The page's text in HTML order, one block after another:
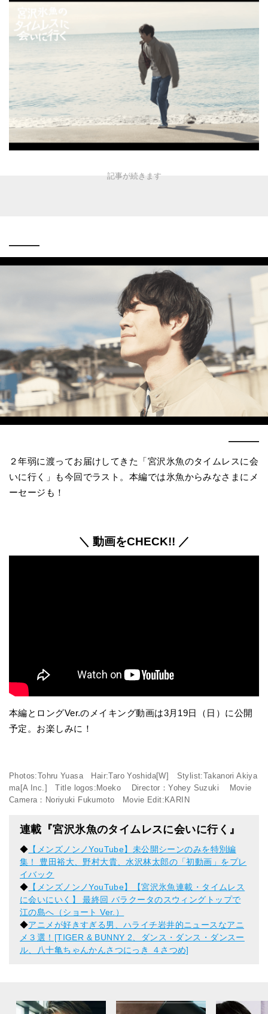
———
———
２年弱に渡ってお届けしてきた「宮沢氷魚のタイムレスに会
いに行く」も今回でラスト。本編では氷魚からみなさまにメ
ーセージも！
＼ 動画をCHECK!! ／
本編とロングVer.のメイキング動画は3月19日（日）に公開
予定。お楽しみに！
Photos:Tohru Yuasa Hair:Taro Yoshida[W] Stylist:Takanori Akiya
ma[A Inc.] Title logos:Moeko Director：Yohey Suzuki Movie
Camera：Noriyuki Fukumoto Movie Edit:KARIN
連載『宮沢氷魚のタイムレスに会いに行く』
◆ 【メンズノンノYouTube】未公開シーンのみを特別編
集！ 豊田裕大、野村大貴、水沢林太郎の「初動画」をプレ
イバック
◆ 【メンズノンノYouTube】【宮沢氷魚連載・タイムレス
に会いにいく】 最終回 バラクータのスウィングトップで
江の島へ（ショート Ver.）
◆アニメが好きすぎる男、ハライチ岩井的ニュースなアニ
メ３選！[TIGER & BUNNY 2、ダンス・ダンス・ダンスー
ル、八十亀ちゃんかんさつにっき ４さつめ]